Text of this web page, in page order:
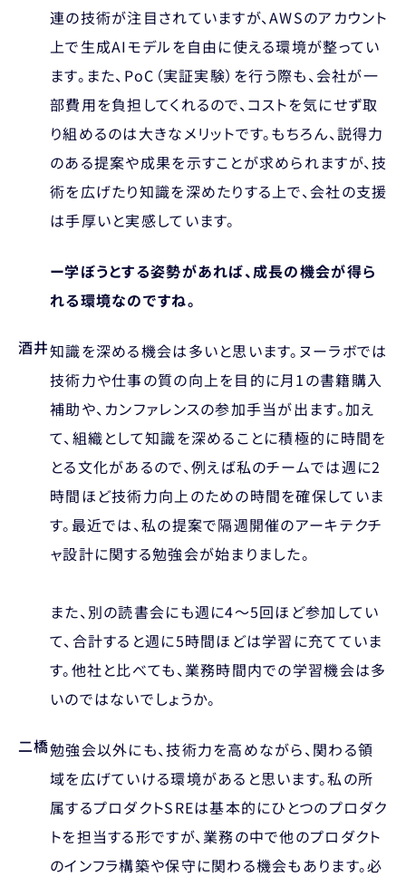
連の技術が注目されていますが、AWSのアカウント
上で生成AIモデルを自由に使える環境が整ってい
ます。また、PoC（実証実験）を行う際も、会社が一
部費用を負担してくれるので、コストを気にせず取
り組めるのは大きなメリットです。もちろん、説得力
のある提案や成果を示すことが求められますが、技
術を広げたり知識を深めたりする上で、会社の支援
は手厚いと実感しています。
ー学ぼうとする姿勢があれば、成長の機会が得ら
れる環境なのですね。
酒井知識を深める機会は多いと思います。ヌーラボでは
技術力や仕事の質の向上を目的に月1の書籍購入
補助や、カンファレンスの参加手当が出ます。加え
て、組織として知識を深めることに積極的に時間を
とる文化があるので、例えば私のチームでは週に2
時間ほど技術力向上のための時間を確保していま
す。最近では、私の提案で隔週開催のアーキテクチ
ャ設計に関する勉強会が始まりました。
また、別の読書会にも週に4〜5回ほど参加してい
て、合計すると週に5時間ほどは学習に充てていま
す。他社と比べても、業務時間内での学習機会は多
いのではないでしょうか。
二橋勉強会以外にも、技術力を高めながら、関わる領
域を広げていける環境があると思います。私の所
属するプロダクトSREは基本的にひとつのプロダク
トを担当する形ですが、業務の中で他のプロダクト
のインフラ構築や保守に関わる機会もあります。必